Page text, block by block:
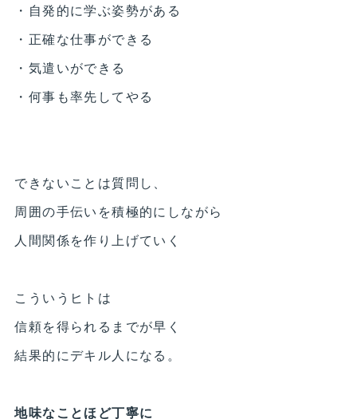
・自発的に学ぶ姿勢がある
・正確な仕事ができる
・気遣いができる
・何事も率先してやる
できないことは質問し、
周囲の手伝いを積極的にしながら
人間関係を作り上げていく
こういうヒトは
信頼を得られるまでが早く
結果的にデキル人になる。
地味なことほど丁寧に